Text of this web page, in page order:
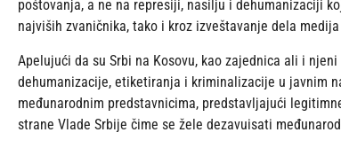
poštovanja, a ne na represiji, nasilju i dehumanizaciji
najviših zvaničnika, tako i kroz izveštavanje dela
Apelujući da su Srbi na Kosovu, kao zajednica ali i
dehumanizacije, etiketiranja i kriminalizacije u javnim
međunarodnim predstavnicima, predstavljajući
strane Vlade Srbije čime se žele dezavuisati